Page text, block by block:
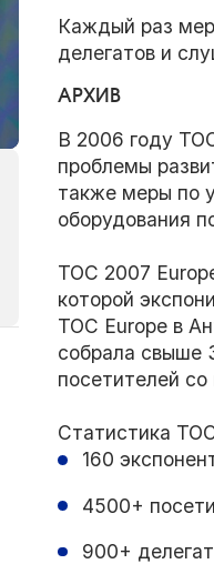
Каждый раз
делегатов и
АРХИВ
В 2006 году
проблемы
также меры по
оборудования
TOC 2007
которой
TOC Europe в
собрала свыше
посетителей со
Статистика
160
4500+
900+